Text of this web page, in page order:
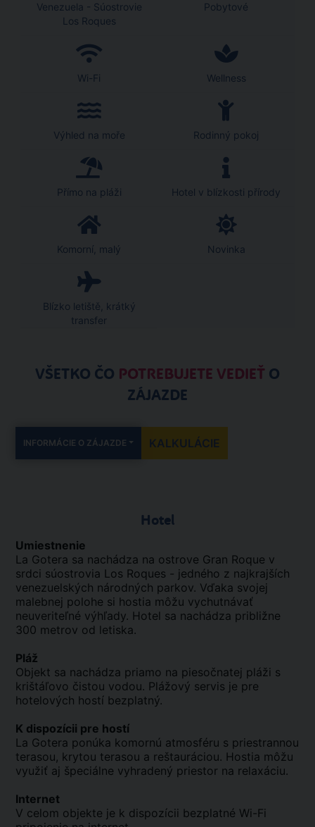
Venezuela - Súostrovie
Los Roques
Pobytové
Wi-Fi Wellness
Výhled na moře Rodinný pokoj
Přímo na pláži Hotel v blízkosti přírody
Komorní, malý Novinka
Blízko letiště, krátký
transfer
VŠETKO ČO POTREBUJETE VEDIEŤ O
ZÁJAZDE
INFORMÁCIE O ZÁJAZDE KALKULÁCIE
Hotel
Umiestnenie
La Gotera sa nachádza na ostrove Gran Roque v
srdci súostrovia Los Roques - jedného z najkrajších
venezuelských národných parkov. Vďaka svojej
malebnej polohe si hostia môžu vychutnávať
neuveriteľné výhľady. Hotel sa nachádza približne
300 metrov od letiska.
Pláž
Objekt sa nachádza priamo na piesočnatej pláži s
krištáľovo čistou vodou. Plážový servis je pre
hotelových hostí bezplatný.
K dispozícii pre hostí
La Gotera ponúka komornú atmosféru s priestrannou
terasou, krytou terasou a reštauráciou. Hostia môžu
využiť aj špeciálne vyhradený priestor na relaxáciu.
Internet
V celom objekte je k dispozícii bezplatné Wi-Fi